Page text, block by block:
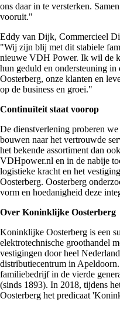
ons daar in te versterken.
vooruit."
Eddy van Dijk, Commercieel
"Wij zijn blij met dit stabiele
nieuwe VDH Power. Ik wil de
hun geduld en ondersteuning in
Oosterberg, onze klanten en
op de business en groei."
Continuïteit staat voorop
De dienstverlening proberen
bouwen naar het vertrouwde
het bekende assortiment dan
VDHpower.nl en in de nabije
logistieke kracht en het
Oosterberg. Oosterberg
vorm en hoedanigheid deze
Over Koninklijke Oosterberg
Koninklijke Oosterberg is een
elektrotechnische groothandel
vestigingen door heel
distributiecentrum in
familiebedrijf in de vierde
(sinds 1893). In 2018, tijdens
Oosterberg het predicaat